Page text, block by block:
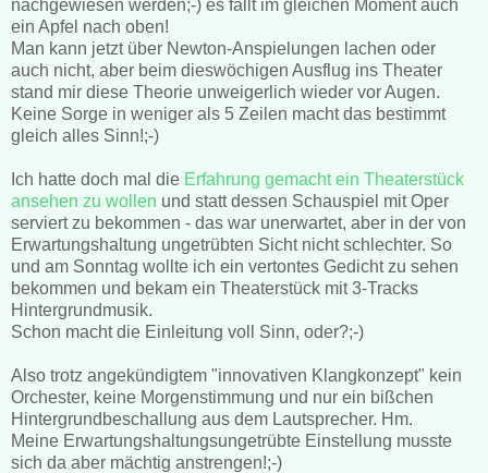
nachgewiesen werden;-) es fällt im gleichen Moment auch
ein Apfel nach oben!
Man kann jetzt über Newton-Anspielungen lachen oder
auch nicht, aber beim dieswöchigen Ausflug ins Theater
stand mir diese Theorie unweigerlich wieder vor Augen.
Keine Sorge in weniger als 5 Zeilen macht das bestimmt
gleich alles Sinn!;-)
Ich hatte doch mal die Erfahrung gemacht ein Theaterstück
ansehen zu wollen und statt dessen Schauspiel mit Oper
serviert zu bekommen - das war unerwartet, aber in der von
Erwartungshaltung ungetrübten Sicht nicht schlechter. So
und am Sonntag wollte ich ein vertontes Gedicht zu sehen
bekommen und bekam ein Theaterstück mit 3-Tracks
Hintergrundmusik.
Schon macht die Einleitung voll Sinn, oder?;-)
Also trotz angekündigtem "innovativen Klangkonzept" kein
Orchester, keine Morgenstimmung und nur ein bißchen
Hintergrundbeschallung aus dem Lautsprecher. Hm.
Meine Erwartungshaltungsungetrübte Einstellung musste
sich da aber mächtig anstrengen!;-)